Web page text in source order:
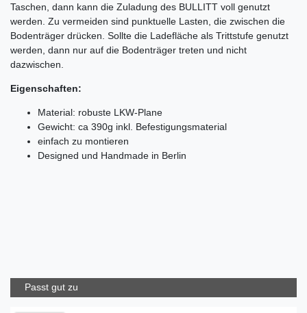
Taschen, dann kann die Zuladung des BULLITT voll genutzt
werden. Zu vermeiden sind punktuelle Lasten, die zwischen die
Bodenträger drücken. Sollte die Ladefläche als Trittstufe genutzt
werden, dann nur auf die Bodenträger treten und nicht
dazwischen.
Eigenschaften:
Material: robuste LKW-Plane
Gewicht: ca 390g inkl. Befestigungsmaterial
einfach zu montieren
Designed und Handmade in Berlin
Passt gut zu